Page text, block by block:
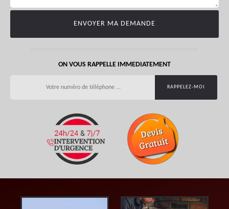
ON VOUS RAPPELLE IMMEDIATEMENT